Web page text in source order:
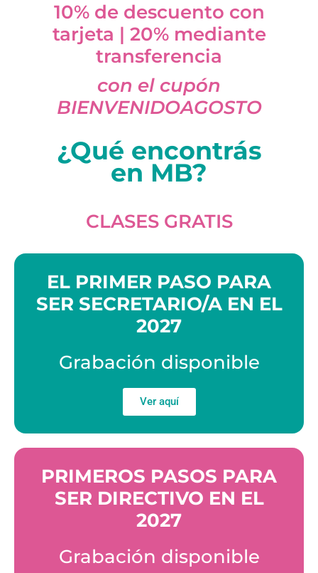
10% de descuento con
tarjeta | 20% mediante
transferencia
con el cupón
BIENVENIDOAGOSTO
¿Qué encontrás
en MB?
CLASES GRATIS
EL PRIMER PASO PARA
SER SECRETARIO/A EN EL
2027
Grabación disponible
Ver aquí
PRIMEROS PASOS PARA
SER DIRECTIVO EN EL
2027
Grabación disponible